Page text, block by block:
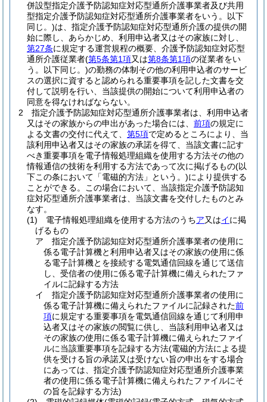
併設型指定介護予防認知症対応型通所介護事業者及び共用
型指定介護予防認知症対応型通所介護事業者をいう。以下
同じ。)は、指定介護予防認知症対応型通所介護の提供の開
始に際し、あらかじめ、利用申込者又はその家族に対し、
第27条に規定する運営規程の概要、介護予防認知症対応型
通所介護従業者(第5条第1項又は第8条第1項の従業者をい
う。以下同じ。)の勤務の体制その他の利用申込者のサービ
スの選択に資すると認められる重要事項を記した文書を交
付して説明を行い、当該提供の開始について利用申込者の
同意を得なければならない。
2
指定介護予防認知症対応型通所介護事業者は、利用申込者
又はその家族からの申出があった場合には、 前項の規定に
よる文書の交付に代えて、 第5項で定めるところにより、当
該利用申込者又はその家族の承諾を得て、当該文書に記す
べき重要事項を電子情報処理組織を使用する方法その他の
情報通信の技術を利用する方法であって次に掲げるもの(以
下この条において「電磁的方法」という。)により提供する
ことができる。
この場合において、当該指定介護予防認知
症対応型通所介護事業者は、当該文書を交付したものとみ
なす。
(1)
電子情報処理組織を使用する方法のうちア又はイに掲
げるもの
ア
指定介護予防認知症対応型通所介護事業者の使用に
係る電子計算機と利用申込者又はその家族の使用に係
る電子計算機とを接続する電気通信回線を通じて送信
し、受信者の使用に係る電子計算機に備えられたファ
イルに記録する方法
イ
指定介護予防認知症対応型通所介護事業者の使用に
係る電子計算機に備えられたファイルに記録された前
項に規定する重要事項を電気通信回線を通じて利用申
込者又はその家族の閲覧に供し、当該利用申込者又は
その家族の使用に係る電子計算機に備えられたファイ
ルに当該重要事項を記録する方法(電磁的方法による提
供を受ける旨の承諾又は受けない旨の申出をする場合
にあっては、指定介護予防認知症対応型通所介護事業
者の使用に係る電子計算機に備えられたファイルにそ
の旨を記録する方法)